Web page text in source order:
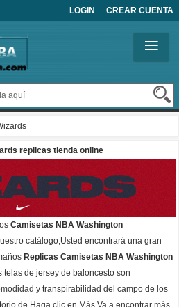
LOGIN CREAR CUENTA
replicas tienda online
Camisetas NBA Washington
catálogo,Usted encontrará una gran
Replicas Camisetas NBA Washington
telas de jersey de baloncesto son
y transpirabilidad del campo de los
de Haga clic en Más Va a encontrar más